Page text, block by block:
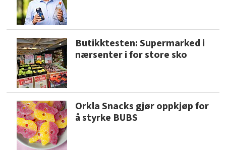
Butikktesten: Supermarked i
nærsenter i for store sko
Orkla Snacks gjør oppkjøp for
å styrke BUBS